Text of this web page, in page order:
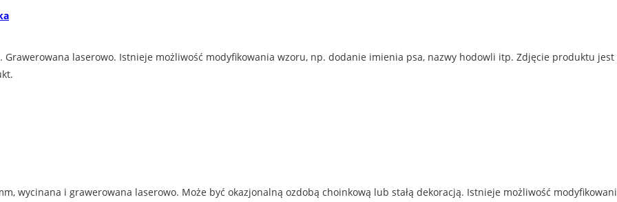
Grawerowana laserowo. Istnieje możliwość modyfikowania wzoru, np. dodanie imienia psa, nazwy hodowli itp. Zdjęcie produktu jest
wycinana i grawerowana laserowo. Może być okazjonalną ozdobą choinkową lub stałą dekoracją. Istnieje możliwość